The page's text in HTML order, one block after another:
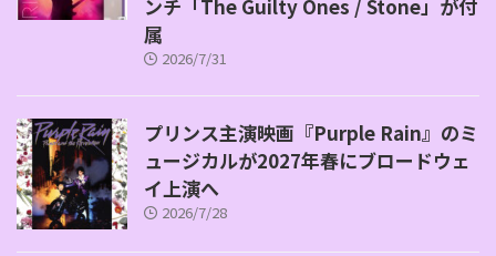
ンチ「The Guilty Ones / Stone」が付
属
2026/7/31
プリンス主演映画『Purple Rain』のミ
ュージカルが2027年春にブロードウェ
イ上演へ
2026/7/28